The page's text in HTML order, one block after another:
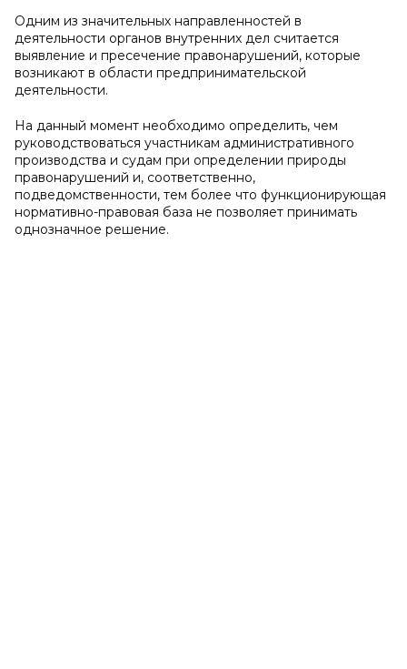
Одним из значительных направленностей в
деятельности органов внутренних дел считается
выявление и пресечение правонарушений, которые
возникают в области предпринимательской
деятельности.
На данный момент необходимо определить, чем
руководствоваться участникам административного
производства и судам при определении природы
правонарушений и, соответственно,
подведомственности, тем более что функционирующая
нормативно-правовая база не позволяет принимать
однозначное решение.